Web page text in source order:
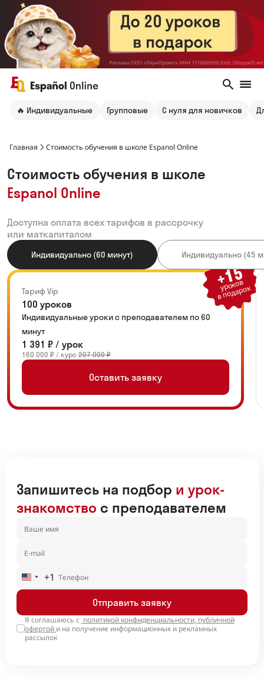
🔥 Индивидуальные Групповые С нуля для новичков
Главная Стоимость обучения в школе Espanol Online
Стоимость обучения в школе
Espanol Online
Доступна оплата всех тарифов в рассрочку
или маткапиталом
Индивидуально (60 минут) Индивидуально (45
+15
уроков
в подарок
Тариф Vip
100 уроков
Индивидуальные уроки с преподавателем по 60
минут
1 391 ₽ / урок
160 000 ₽ / курс 207 000 ₽
Оставить заявку
Запишитесь на подбор и урок-
знакомство с преподавателем
United
States
+1
Отправить заявку
Я соглашаюсь с политикой конфиденциальности, публичной
офертой и на получение информационных и рекламных
рассылок